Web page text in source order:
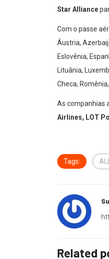
Star Alliance
Com o passe
Áustria,
Eslovênia,
Lituânia,
Checa,
As companhias
Airlines, LOT
Tags:
Related